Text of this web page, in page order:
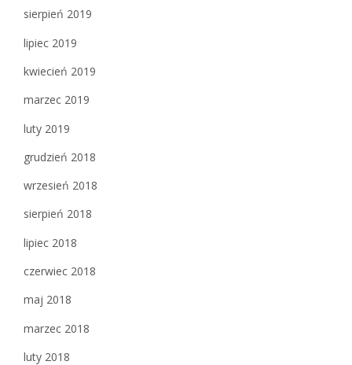
sierpień 2019
lipiec 2019
kwiecień 2019
marzec 2019
luty 2019
grudzień 2018
wrzesień 2018
sierpień 2018
lipiec 2018
czerwiec 2018
maj 2018
marzec 2018
luty 2018